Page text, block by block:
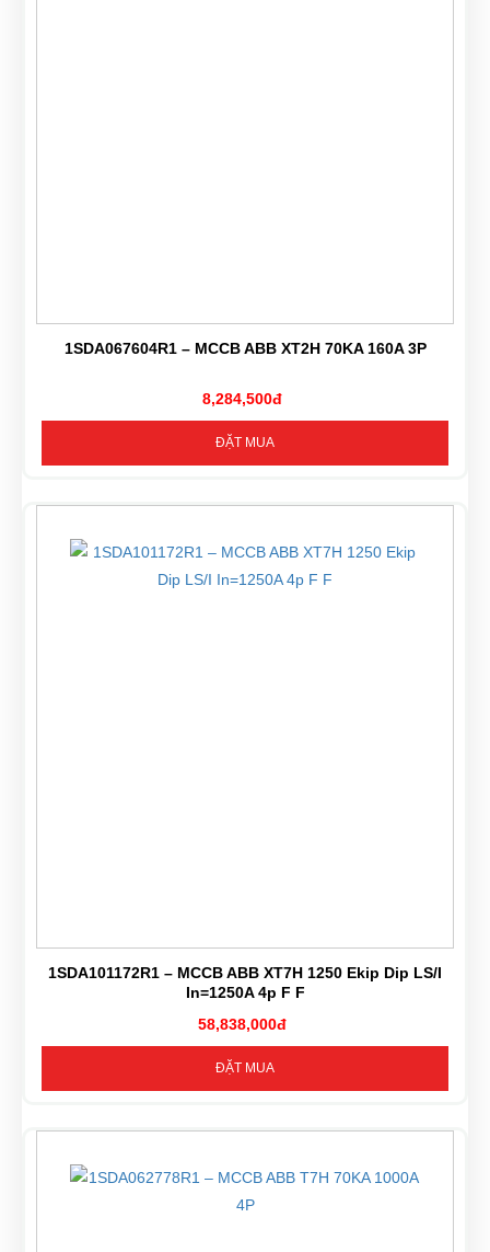
1SDA067604R1 – MCCB ABB XT2H 70KA 160A 3P
8,284,500đ
ĐẶT MUA
1SDA101172R1 – MCCB ABB XT7H 1250 Ekip Dip LS/I
In=1250A 4p F F
58,838,000đ
ĐẶT MUA